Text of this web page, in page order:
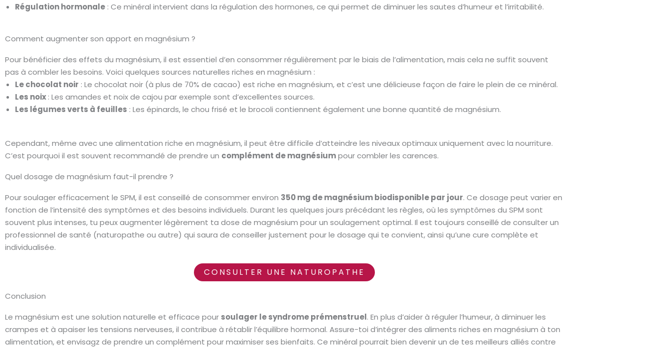
Régulation hormonale : Ce minéral intervient dans la régulation des hormones, ce qui permet de diminuer les sautes d’humeur et l’irritabilité.
Comment augmenter son apport en magnésium ?
Pour bénéficier des effets du magnésium, il est essentiel d’en consommer régulièrement par le biais de l’alimentation, mais cela ne suffit souvent
pas à combler les besoins. Voici quelques sources naturelles riches en magnésium :
Le chocolat noir : Le chocolat noir (à plus de 70% de cacao) est riche en magnésium, et c’est une délicieuse façon de faire le plein de ce minéral.
Les noix: Les amandes et noix de cajou par exemple sont d’excellentes sources.
Les légumes verts à feuilles : Les épinards, le chou frisé et le brocoli contiennent également une bonne quantité de magnésium.
Cependant, même avec une alimentation riche en magnésium, il peut être difficile d’atteindre les niveaux optimaux uniquement avec la nourriture.
C’est pourquoi il est souvent recommandé de prendre un complément de magnésiumpour combler les carences.
Quel dosage de magnésium faut-il prendre ?
Pour soulager efficacement le SPM, il est conseillé de consommer environ 350 mg de magnésium biodisponible par jour. Ce dosage peut varier en
fonction de l’intensité des symptômes et des besoins individuels. Durant les quelques jours précédant les règles, où les symptômes du SPM sont
souvent plus intenses, tu peux augmenter légèrement ta dose de magnésium pour un soulagement optimal. Il est toujours conseillé de consulter un
professionnel de santé (naturopathe ou autre) qui saura de conseiller justement pour le dosage qui te convient, ainsi qu’une cure complète et
individualisée.
CONSULTER UNE NATUROPATHE
Conclusion
Le magnésium est une solution naturelle et efficace pour soulager le syndrome prémenstruel. En plus d’aider à réguler l’humeur, à diminuer les
crampes et à apaiser les tensions nerveuses, il contribue à rétablir l’équilibre hormonal. Assure-toi d’intégrer des aliments riches en magnésium à ton
alimentation, et envisagz de prendre un complément pour maximiser ses bienfaits. Ce minéral pourrait bien devenir un de tes meilleurs alliés contre